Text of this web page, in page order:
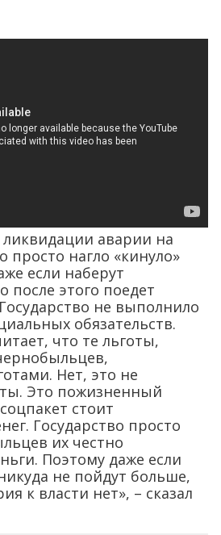
ликвидации аварии на
просто нагло «кинуло»
если наберут
после этого поедет
не выполнило
обязательств.
что те льготы,
Нет, это не
Это пожизненный
стоит
Государство просто
их честно
Поэтому даже если
не пойдут больше,
к власти нет», – сказал